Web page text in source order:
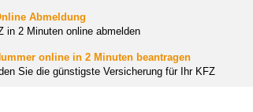
Abmeldung
in 2 Minuten online abmelden
online in 2 Minuten beantragen
Sie die günstigste Versicherung für Ihr KFZ